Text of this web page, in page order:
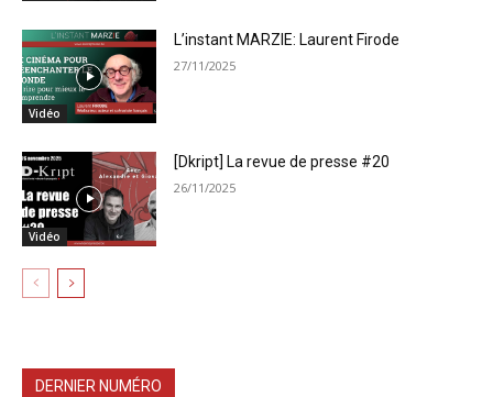
Vidéo
L’instant MARZIE: Laurent Firode
27/11/2025
Vidéo
[Dkript] La revue de presse #20
26/11/2025
DERNIER NUMÉRO